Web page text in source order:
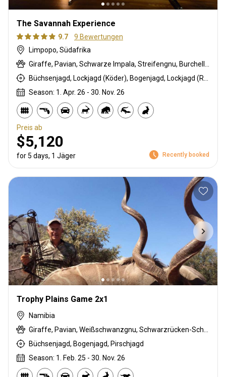
The Savannah Experience
9.7
9 Bewertungen
Limpopo, Südafrika
Season: 1. Apr. 26 - 30. Nov. 26
Preis ab
$5,120
for 5 days, 1 Jäger Recently booked
Trophy Plains Game 2x1
Namibia
Giraffe, Pavian, Weißschwanzgnu, Schwarzrücken-Schakal, Streifengnu, Burchell Zebra, Karakal, Blessbock, Kronenducker, Springbock, Damara Dikdik, Elenantilope, Hartmann Bergzebra, Kudu, Nyala Antilope, Oryxantilope, Strauß, Red lechwe, Pferdeantilope, Zobel, Steinböckchen, Leierantilope, Warzenschwein, Wasserbock
Büchsenjagd, Bogenjagd, Pirschjagd
Season: 1. Feb. 25 - 30. Nov. 26